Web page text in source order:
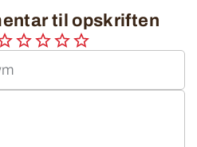
til opskriften